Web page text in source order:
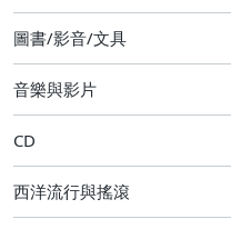
圖書/影音/文具
音樂與影片
CD
西洋流行與搖滾